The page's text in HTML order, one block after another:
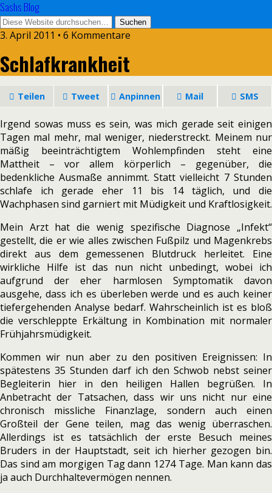
Sashs Blog
3. April 2011 • 6 Kommentare
Schlafkrankheit
Teilen Tweet Anpinnen Mail SMS
Irgend sowas muss es sein, was mich gerade seit einigen
Tagen mal mehr, mal weniger, niederstreckt. Meinem nur
mäßig beeinträchtigtem Wohlempfinden steht eine
Mattheit – vor allem körperlich – gegenüber, die
bedenkliche Ausmaße annimmt. Statt vielleicht 7 Stunden
schlafe ich gerade eher 11 bis 14 täglich, und die
Wachphasen sind garniert mit Müdigkeit und Kraftlosigkeit.
Mein Arzt hat die wenig spezifische Diagnose „Infekt“
gestellt, die er wie alles zwischen Fußpilz und Magenkrebs
direkt aus dem gemessenen Blutdruck herleitet. Eine
wirkliche Hilfe ist das nun nicht unbedingt, wobei ich
aufgrund der eher harmlosen Symptomatik davon
ausgehe, dass ich es überleben werde und es auch keiner
tiefergehenden Analyse bedarf. Wahrscheinlich ist es bloß
die verschleppte Erkältung in Kombination mit normaler
Frühjahrsmüdigkeit.
Kommen wir nun aber zu den positiven Ereignissen: In
spätestens 35 Stunden darf ich den Schwob nebst seiner
Begleiterin hier in den heiligen Hallen begrüßen. In
Anbetracht der Tatsachen, dass wir uns nicht nur eine
chronisch missliche Finanzlage, sondern auch einen
Großteil der Gene teilen, mag das wenig überraschen.
Allerdings ist es tatsächlich der erste Besuch meines
Bruders in der Hauptstadt, seit ich hierher gezogen bin.
Das sind am morgigen Tag dann 1274 Tage. Man kann das
ja auch Durchhaltevermögen nennen.